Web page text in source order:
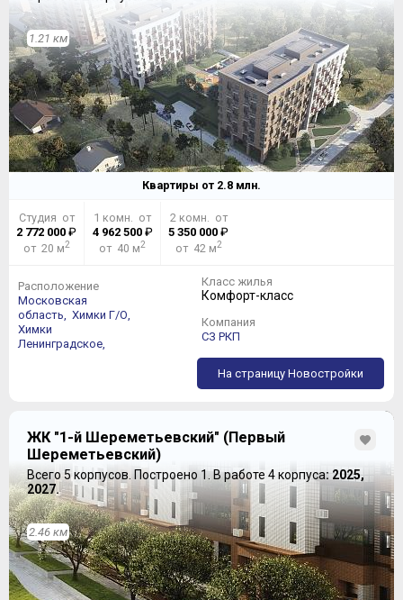
1.21 км
Квартиры от 2.8 млн.
Студия от
2 772 000 ₽
от 20 м2
1 комн. от
4 962 500₽
от 40 м2
2 комн. от
5 350 000 ₽
от 42 м2
Расположение
Московская
область,
Химки Г/О,
Химки
Ленинградское,
Класс жилья
Комфорт-класс
Компания
СЗ РКП
На страницу Новостройки
ЖК "1-й Шереметьевский" (Первый
Шереметьевский)
Всего 5 корпусов.Построено 1.В работе 4 корпуса: 2025,
2027.
2.46 км